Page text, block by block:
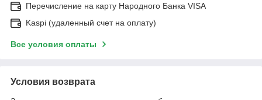
Перечисление на карту Народного Банка VISA
Kaspi (удаленный счет на оплату)
Все условия оплаты
Условия возврата